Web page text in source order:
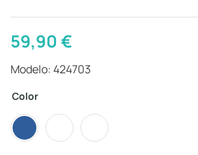
59,90€
Modelo: 424703
Color